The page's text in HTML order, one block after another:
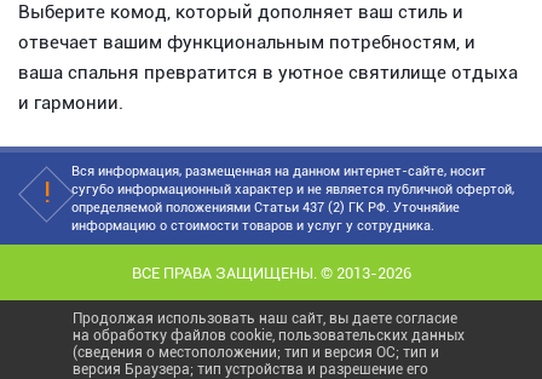
Выберите комод, который дополняет ваш стиль и
отвечает вашим функциональным потребностям, и
ваша спальня превратится в уютное святилище отдыха
и гармонии.
Вся информация, размещенная на данном интернет-сайте, носит
сугубо информационный характер и не является публичной офертой,
определяемой положениями Статьи 437 (2) ГК РФ. Уточняйие
информацию о стоимости товаров и услуг у сотрудника.
ВСЕ ПРАВА ЗАЩИЩЕНЫ. © 2013-2026
Продолжая использовать наш сайт, вы даете согласие
на обработку файлов cookie, пользовательских данных
(сведения о местоположении; тип и версия ОС; тип и
версия Браузера; тип устройства и разрешение его